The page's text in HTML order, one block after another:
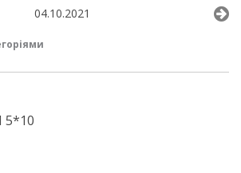
04.10.2021